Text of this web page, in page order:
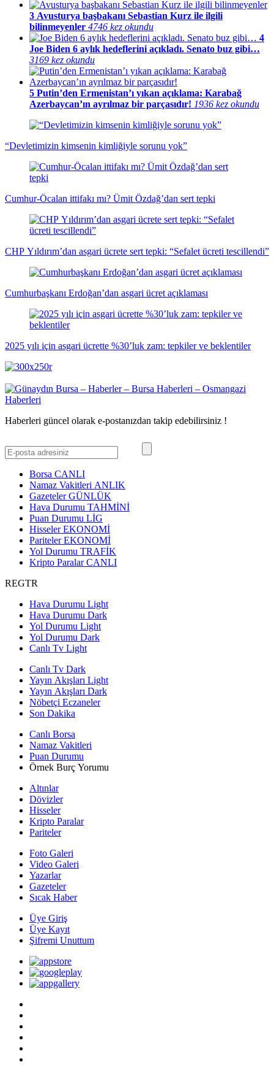
3 Avusturya başbakanı Sebastian Kurz ile ilgili
bilinmeyenler 4746 kez okundu
4
Joe Biden 6 aylık hedeflerini açıkladı. Senato buz gibi…
3169 kez okundu
5 Putin’den Ermenistan’ı yıkan açıklama: Karabağ
Azerbaycan’ın ayrılmaz bir parçasıdır! 1936 kez okundu
“Devletimizin kimsenin kimliğiyle sorunu yok”
Cumhur-Öcalan ittifakı mı? Ümit Özdağ’dan sert tepki
CHP Yıldırım’dan asgari ücrete sert tepki: “Sefalet ücreti tescillendi”
Cumhurbaşkanı Erdoğan’dan asgari ücret açıklaması
2025 yılı için asgari ücrette %30’luk zam: tepkiler ve beklentiler
Haberleri güncel olarak e-postanızdan takip edebilirsiniz !
Borsa CANLI
Namaz Vakitleri ANLIK
GazetelerGÜNLÜK
Hava Durumu TAHMİNİ
Puan Durumu LİG
HisselerEKONOMİ
ParitelerEKONOMİ
Yol Durumu TRAFİK
Kripto ParalarCANLI
REGTR
Hava Durumu Light
Hava Durumu Dark
Yol Durumu Light
Yol Durumu Dark
Canlı Tv Light
Canlı Tv Dark
Yayın Akışları Light
Yayın Akışları Dark
Nöbetçi Eczaneler
Son Dakika
Canlı Borsa
Namaz Vakitleri
Puan Durumu
Örnek Burç Yorumu
Altınlar
Dövizler
Hisseler
Kripto Paralar
Pariteler
Foto Galeri
Video Galeri
Yazarlar
Gazeteler
Sıcak Haber
Üye Giriş
Üye Kayıt
Şifremi Unuttum